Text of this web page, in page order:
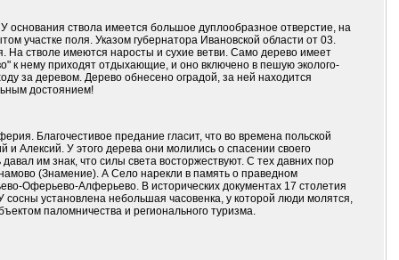
ствола имеется большое дуплообразное отверстие, на
участке поля. Указом губернатора Ивановской области от 03.
стволе имеются наросты и сухие ветви. Само дерево имеет
к нему приходят отдыхающие, и оно включено в пешую эколого-
за деревом. Дерево обнесено оградой, за ней находится
достоянием!
Благочестивое предание гласит, что во времена польской
Алексий. У этого дерева они молились о спасении своего
им знак, что силы света восторжествуют. С тех давних пор
(Знамение). А Село нарекли в память о праведном
Оферьево-Алферьево. В исторических документах 17 столетия
установлена небольшая часовенка, у которой люди молятся,
паломничества и регионального туризма.